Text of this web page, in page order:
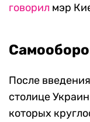
говорил мэр
После
столице
которых